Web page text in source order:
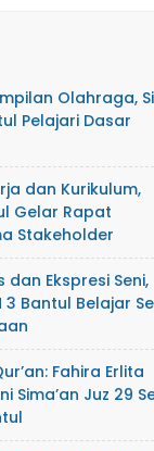
Olahraga,
Pelajari Dasar
dan Kurikulum,
Gelar Rapat
Stakeholder
Ekspresi Seni,
3 Bantul Belajar
Fahira Erlita
Sima’an Juz 29